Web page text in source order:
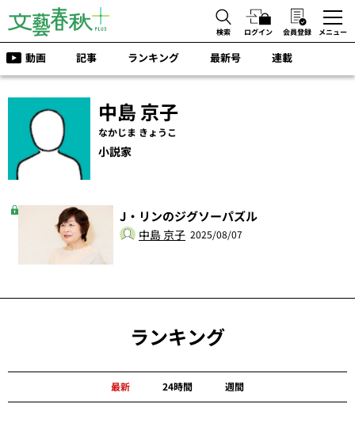
検索 ログイン 会員登録 メニュー
動画 記事 ランキング 最新号 連載
中島 京子
なかじま きょうこ
小説家
J・リンのジグソーパズル
中島 京子 2025/08/07
ランキング
最新 24時間 週間